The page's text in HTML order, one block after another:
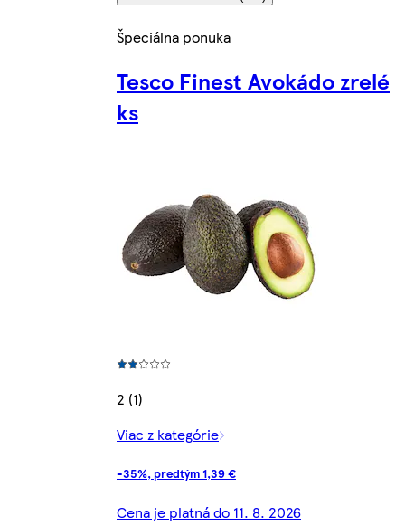
Špeciálna ponuka
Tesco Finest Avokádo zrelé
ks
2 (1)
Viac z kategórie
-35%, predtým 1,39 €
Cena je platná do 11. 8. 2026